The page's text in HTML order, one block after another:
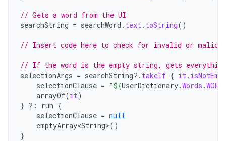
// Gets a word from the UI
searchString = searchWord . text . toString()
// Insert code here to check for invalid or
// If the word is the empty string, gets everything
selectionArgs = searchString?. takeIf { it .
selectionClause = "${UserDictionary.Words .WORD
arrayOf(it)
} ?: run {
selectionClause = null
emptyArray<String>()
}